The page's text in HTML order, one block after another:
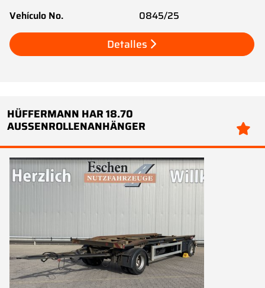
Vehículo No. 0845/25
Detalles
HÜFFERMANN HAR 18.70
AUSSENROLLENANHÄNGER